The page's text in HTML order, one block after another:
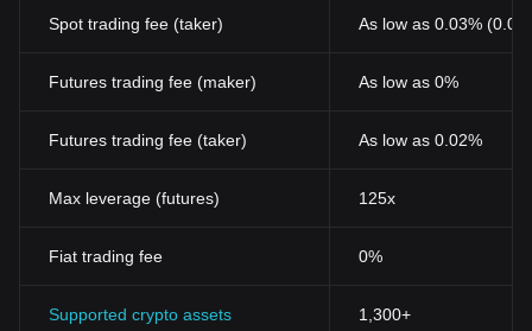
Spot trading fee (taker) As low as 0.03%
Futures trading fee (maker) As low as 0%
Futures trading fee (taker) As low as 0.02%
Max leverage (futures) 125x
Fiat trading fee 0%
Supported crypto assets 1,300+